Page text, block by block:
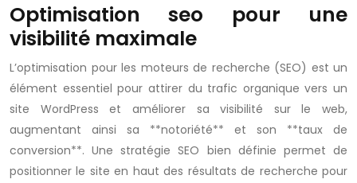
Optimisation seo pour une
visibilité maximale
L’optimisation pour les moteurs de recherche (SEO) est un
élément essentiel pour attirer du trafic organique vers un
site WordPress et améliorer sa visibilité sur le web,
augmentant ainsi sa **notoriété** et son **taux de
conversion**. Une stratégie SEO bien définie permet de
positionner le site en haut des résultats de recherche pour